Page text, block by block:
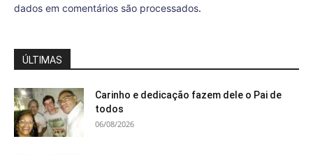
dados em comentários são processados.
ÚLTIMAS
Carinho e dedicação fazem dele o Pai de
todos
06/08/2026